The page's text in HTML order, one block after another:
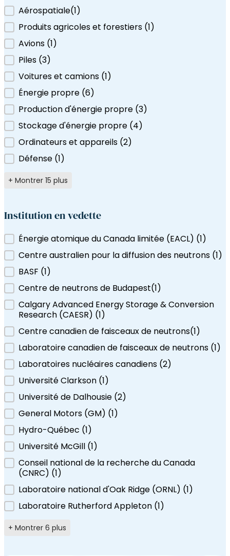
Canada
Filtrer par étiquette
Aérospatiale(1)
Produits agricoles et forestiers (1)
Avions (1)
Piles (3)
Voitures et camions (1)
Énergie propre (6)
Production d'énergie propre (3)
Stockage d'énergie propre (4)
Ordinateurs et appareils (2)
Défense (1)
+ Montrer 15 plus
Institution en vedette
Institution en vedette
Énergie atomique du Canada limitée (EACL) (1)
Centre australien pour la diffusion des neutrons (1)
BASF (1)
Centre de neutrons de Budapest(1)
Calgary Advanced Energy Storage & Conversion
Research (CAESR) (1)
Centre canadien de faisceaux de neutrons(1)
Laboratoire canadien de faisceaux de neutrons (1)
Laboratoires nucléaires canadiens (2)
Université Clarkson (1)
Université de Dalhousie (2)
General Motors (GM) (1)
Hydro-Québec (1)
Université McGill (1)
Conseil national de la recherche du Canada
(CNRC) (1)
Laboratoire national d'Oak Ridge (ORNL) (1)
Laboratoire Rutherford Appleton (1)
+ Montrer 6 plus